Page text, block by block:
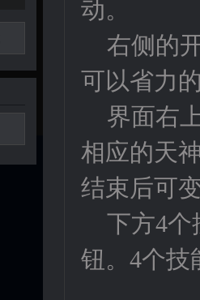
动。
右侧的
可以省力
界面右
相应的天
结束后可
下方4个
钮。 4个技